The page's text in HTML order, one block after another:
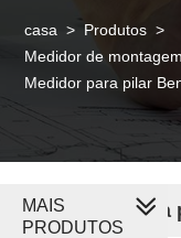
casa > Produtos >
Medidor de
Medidor para pilar
Medidor para
MAIS
PRODUTOS